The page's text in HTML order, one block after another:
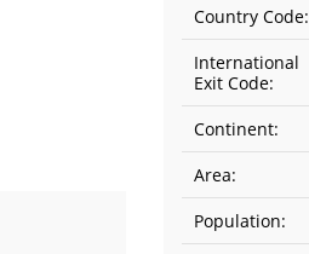
Country Code:
International
Exit Code:
Continent:
Area:
Population: